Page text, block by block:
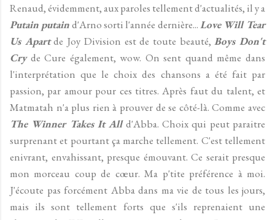
Renaud, évidemment, aux paroles tellement d'actualités, il y a
Putain putaind'Arno sorti l'année dernière...Love Will Tear
Us Apartde Joy Division est de toute beauté,Boys Don't
Cryde Cure également, wow. On sent quand même dans
l'interprétation que le choix des chansons a été fait par
passion, par amour pour ces titres. Après faut du talent, et
Matmatah n'a plus rien à prouver de se côté-là. Comme avec
The Winner Takes It Alld'Abba. Choix qui peut paraitre
surprenant et pourtant ça marche tellement. C'est tellement
enivrant, envahissant, presque émouvant. Ce serait presque
mon morceau coup de cœur. Ma p'tite préférence à moi.
J'écoute pas forcément Abba dans ma vie de tous les jours,
mais ils sont tellement forts que s'ils reprenaient une